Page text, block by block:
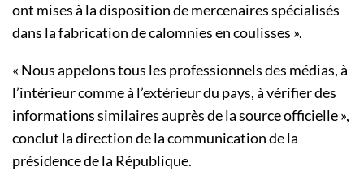
ont mises à la disposition de mercenaires spécialisés
dans la fabrication de calomnies en coulisses ».
« Nous appelons tous les professionnels des médias, à
l’intérieur comme à l’extérieur du pays, à vérifier des
informations similaires auprès de la source officielle »,
conclut la direction de la communication de la
présidence de la République.